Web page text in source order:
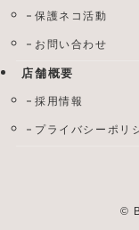
保護ネコ活動
お問い合わせ
店舗概要
採用情報
プライバシーポリ
©